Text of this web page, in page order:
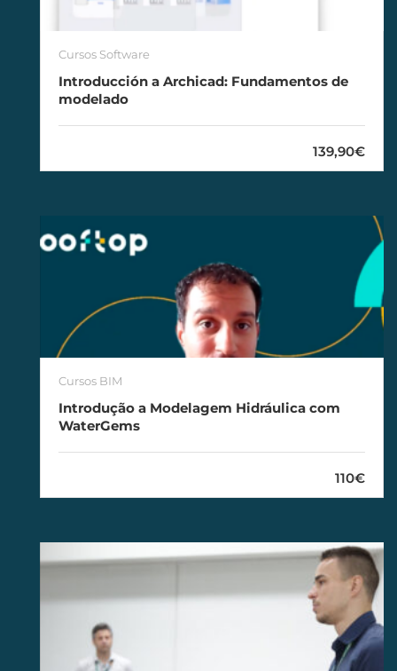
Cursos Software
Introducción a Archicad: Fundamentos de
modelado
139,90€
Cursos BIM
Introdução a Modelagem Hidráulica com
WaterGems
110€